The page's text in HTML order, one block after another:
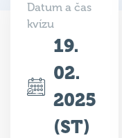
Datum a čas
kvízu
19.
02.
2025
(ST)